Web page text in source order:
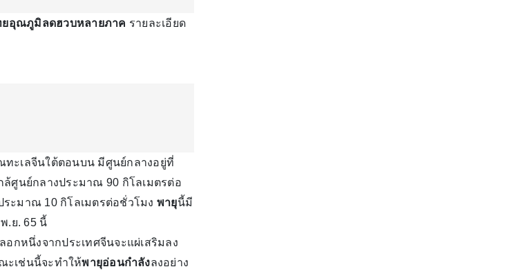
ยอุณภูมิลดฮวบหลายภาค รายละเอียด
ทะเลจีนใต้ตอนบน มีศูนย์กลางอยู่ที่
ล้ศูนย์กลางประมาณ 90 กิโลเมตรต่อ
ะมาณ 10 กิโลเมตรต่อชั่วโมง พายุนี้มี
.ย. 65 นี้
กหนึ่งจากประเทศจีนจะแผ่เสริมลง
ะเช่นนี้จะทำให้พายุอ่อนกำลังลงอย่าง